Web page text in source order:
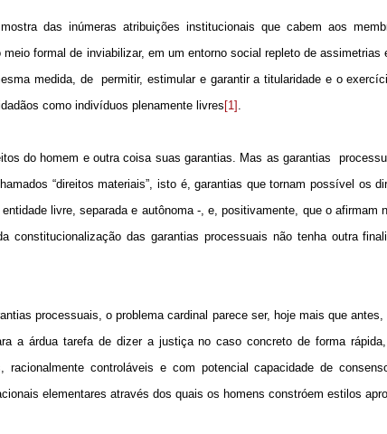
das inúmeras atribuições institucionais que cabem aos
formal de inviabilizar, em um entorno social repleto de
medida, de
permitir, estimular e garantir a titularidade e o
como indivíduos plenamente livres[1]
do homem e outra coisa suas garantias. Mas as garantias
“direitos materiais”, isto é, garantias quetornam possível os
livre, separada e autônoma -, e, positivamente, que o
constitucionalizaçãodas garantias processuais não tenha outra
processuais, o problema cardinal parece ser, hoje mais que
a árdua tarefa de dizer a justiça no caso concreto de forma
racionalmente controláveis e com potencial capacidade de
elementares através dos quais os homens constróem estilos